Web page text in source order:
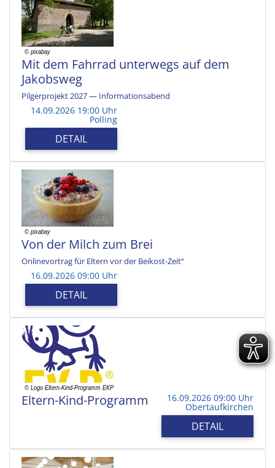
Mit dem Fahrrad unterwegs auf dem
Jakobsweg
Pilgerprojekt 2027 — Informationsabend
14.09.2026 19:00 Uhr
Polling
DETAIL
Von der Milch zum Brei
Onlinevortrag für Eltern vor der Beikost-Zeit“
16.09.2026 09:00 Uhr
DETAIL
Eltern-Kind-Programm 16.09.2026 09:00 Uhr
Obertaufkirchen
DETAIL